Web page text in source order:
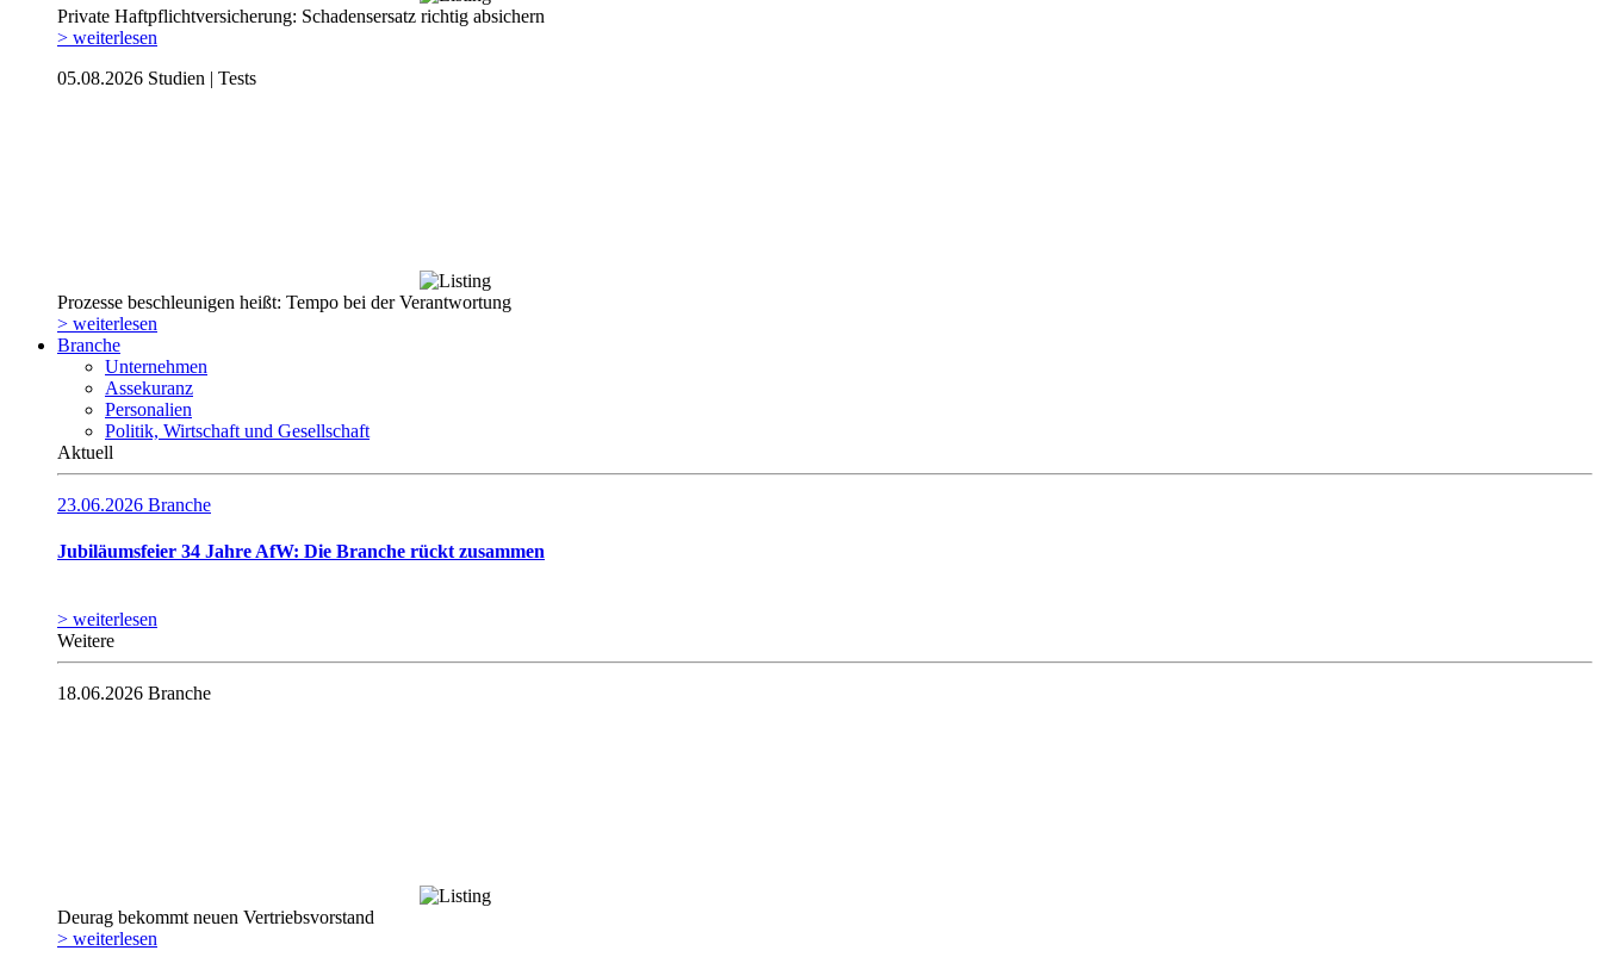
Private Haftpflicht­versicherung: Schadensersatz richtig absichern
> weiterlesen
05.08.2026 Studien | Tests
Prozesse beschleunigen heißt: Tempo bei der Verantwortung
> weiterlesen
Branche
Unternehmen
Assekuranz
Personalien
Politik, Wirtschaft und Gesellschaft
Aktuell
23.06.2026 Branche
Jubiläumsfeier 34 Jahre AfW: Die Branche rückt zusammen
> weiterlesen
Weitere
18.06.2026 Branche
Deurag bekommt neuen Vertriebsvorstand
> weiterlesen